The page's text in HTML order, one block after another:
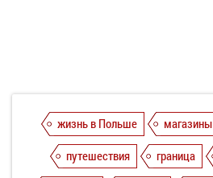
жизнь в Польше магазины
путешествия
граница